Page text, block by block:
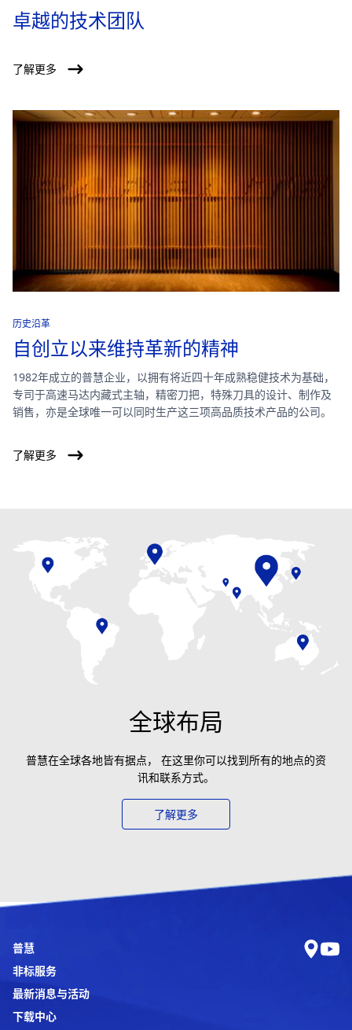
卓越的技术团队
了解更多
历史沿革
自创立以来维持革新的精神
1982年成立的普慧企业，以拥有将近四十年成熟稳健技术为基础，
专司于高速马达内藏式主轴，精密刀把，特殊刀具的设计、制作及
销售，亦是全球唯一可以同时生产这三项高品质技术产品的公司。
了解更多
全球布局
普慧在全球各地皆有据点， 在这里你可以找到所有的地点的资
讯和联系方式。
了解更多
普慧
非标服务
最新消息与活动
下载中心